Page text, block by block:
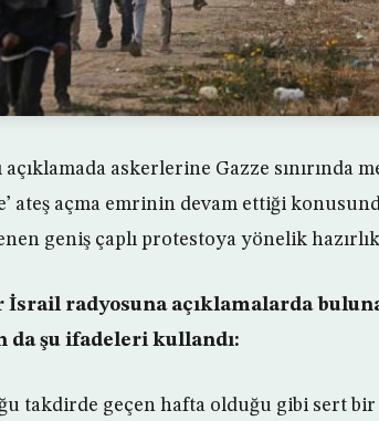
açıklamada askerlerine Gazze sınırında
ateş açma emrinin devam ettiği
geniş çaplı protestoya yönelik
radyosuna açıklamalarda
da şu ifadeleri kullandı:
takdirde geçen hafta olduğu gibi sert bir